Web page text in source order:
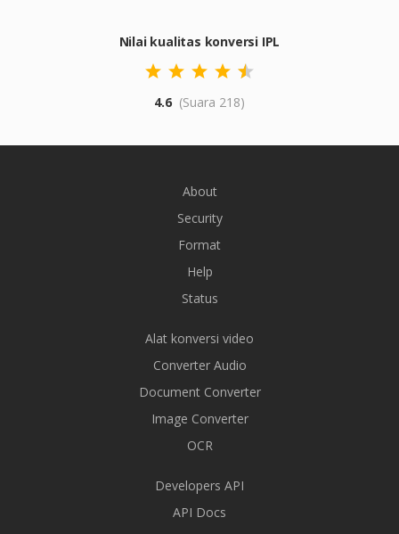
Nilai kualitas konversi IPL
4.6 (Suara 218)
About
Security
Format
Help
Status
Alat konversi video
Converter Audio
Document Converter
Image Converter
OCR
Developers API
API Docs